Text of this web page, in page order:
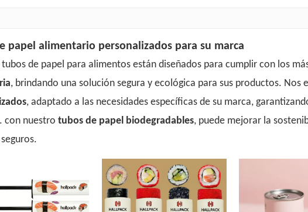
papel alimentario personalizados para su marca
de papel para alimentos están diseñados para cumplir con los
, brindando una solución segura y ecológica para sus productos. Nos
, adaptado a las necesidades específicas de su marca,
con nuestro tubos de papel biodegradables, puede mejorar la